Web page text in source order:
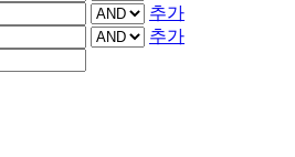
추가
추가